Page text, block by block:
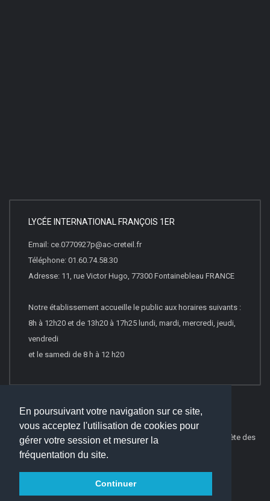
En poursuivant votre navigation sur ce site,
vous acceptez l'utilisation de cookies pour
gérer votre session et mesurer la
fréquentation du site.
Continuer
LYCÉE INTERNATIONAL FRANÇOIS 1ER
Email: ce.0770927p@ac-creteil.fr
Téléphone: 01.60.74.58.30
Adresse: 11, rue Victor Hugo, 77300 Fontainebleau FRANCE
Notre établissement accueille le public aux horaires suivants :
8h à 12h20 et de 13h20 à 17h25 lundi, mardi, mercredi, jeudi,
vendredi
et le samedi de 8 h à 12 h20
© 2026 Websco Innovations -Mentions Légales
Liste Complète des